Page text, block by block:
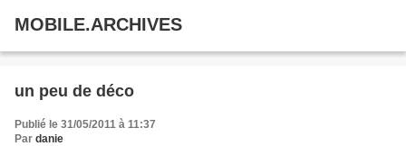
MOBILE.ARCHIVES
un peu de déco
Publié le 31/05/2011 à 11:37
Par danie